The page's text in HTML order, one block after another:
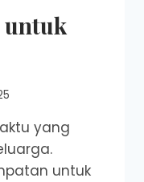
untuk
yang
untuk